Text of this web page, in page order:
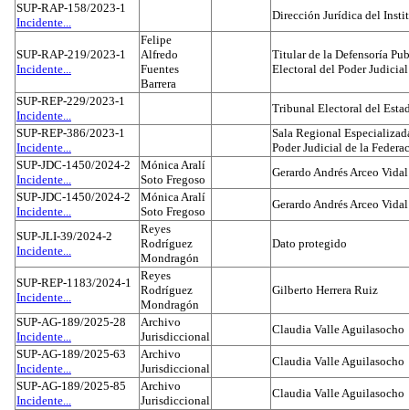
SUP-RAP-158/2023-1
Incidente...
Dirección Jurídica del
SUP-RAP-219/2023-1
Incidente...
Felipe
Alfredo
Fuentes
Barrera
Titular de la Defensoría
Electoral del Poder
SUP-REP-229/2023-1
Incidente...
Tribunal Electoral del
SUP-REP-386/2023-1
Incidente...
Sala Regional
Poder Judicial de la
SUP-JDC-1450/2024-2
Incidente...
Mónica Aralí
Soto Fregoso
Gerardo Andrés Arceo Vidal
SUP-JDC-1450/2024-2
Incidente...
Mónica Aralí
Soto Fregoso
Gerardo Andrés Arceo Vidal
SUP-JLI-39/2024-2
Incidente...
Reyes
Rodríguez
Mondragón
Dato protegido
SUP-REP-1183/2024-1
Incidente...
Reyes
Rodríguez
Mondragón
Gilberto Herrera Ruiz
SUP-AG-189/2025-28
Incidente...
Archivo
Jurisdiccional
Claudia Valle Aguilasocho
SUP-AG-189/2025-63
Incidente...
Archivo
Jurisdiccional
Claudia Valle Aguilasocho
SUP-AG-189/2025-85
Incidente...
Archivo
Jurisdiccional
Claudia Valle Aguilasocho